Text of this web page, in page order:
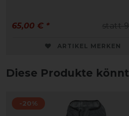
statt
65,00 € *
ARTIKEL MERKEN
Diese Produkte
-20%